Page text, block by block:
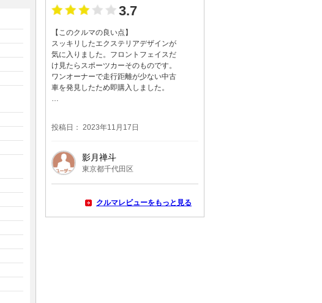
3.7
【このクルマの良い点】
スッキリしたエクステリアデザインが
気に入りました。フロントフェイスだ
け見たらスポーツカーそのものです。
ワンオーナーで走行距離が少ない中古
車を発見したため即購入しました。
…
投稿日： 2023年11月17日
影月禅斗
東京都千代田区
クルマレビューをもっと見る